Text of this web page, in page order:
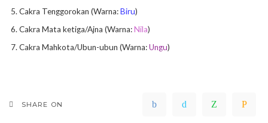
Cakra Tenggorokan (Warna:Biru)
Cakra Mata ketiga/Ajna (Warna:Nila)
Cakra Mahkota/Ubun-ubun (Warna:Ungu)
SHARE ON